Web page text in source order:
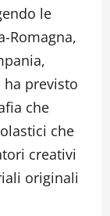
le
Romagna,
ha previsto
che
che
creativi
originali